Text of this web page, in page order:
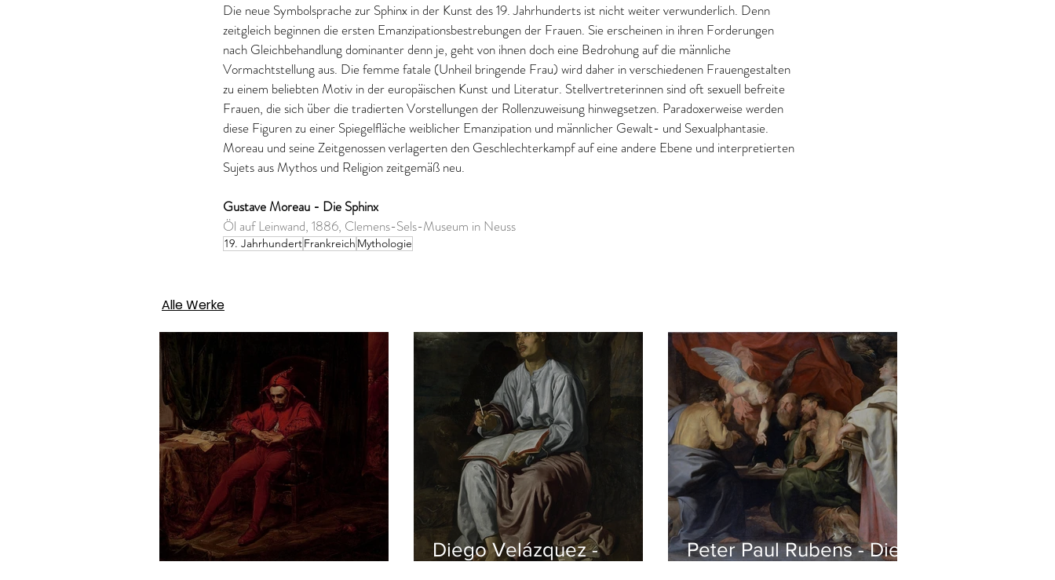
Die neue Symbolsprache zur Sphinx in der Kunst des 19. Jahrhunderts ist nicht weiter verwunderlich. Denn
zeitgleich beginnen die ersten Emanzipationsbestrebungen der Frauen. Sie erscheinen in ihren Forderungen
nach Gleichbehandlung dominanter denn je, geht von ihnen doch eine Bedrohung auf die männliche
Vormachtstellung aus. Die femme fatale (Unheil bringende Frau) wird daher in verschiedenen Frauengestalten
zu einem beliebten Motiv in der europäischen Kunst und Literatur. Stellvertreterinnen sind oft sexuell befreite
Frauen, die sich über die tradierten Vorstellungen der Rollenzuweisung hinwegsetzen. Paradoxerweise werden
diese Figuren zu einer Spiegelfläche weiblicher Emanzipation und männlicher Gewalt- und Sexualphantasie.
Moreau und seine Zeitgenossen verlagerten den Geschlechterkampf auf eine andere Ebene und interpretierten
Sujets aus Mythos und Religion zeitgemäß neu.
Gustave Moreau - Die Sphinx
Öl auf Leinwand, 1886, Clemens-Sels-Museum in Neuss
19. JahrhundertFrankreich Mythologie
Alle Werke
Diego Velázquez -
Peter Paul Rubens - Die